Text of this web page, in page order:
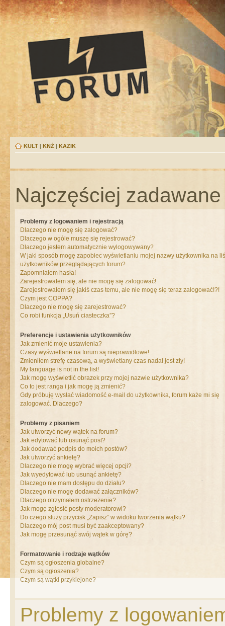
KULT | KNŻ | KAZIK
Najczęściej
Problemy z logowaniem i rejestracją
Dlaczego nie mogę się zalogować?
Dlaczego w ogóle muszę się rejestrować?
Dlaczego jestem automatycznie wylogowywany?
W jaki sposób mogę zapobiec wyświetlaniu mojej nazwy użytkownika na
użytkowników przeglądających forum?
Zapomniałem hasła!
Zarejestrowałem się, ale nie mogę się zalogować!
Zarejestrowałem się jakiś czas temu, ale nie mogę się teraz zalogować!?!
Czym jest COPPA?
Dlaczego nie mogę się zarejestrować?
Co robi funkcja „Usuń ciasteczka”?
Preferencje i ustawienia użytkowników
Jak zmienić moje ustawienia?
Czasy wyświetlane na forum są nieprawidłowe!
Zmieniłem strefę czasową, a wyświetlany czas nadal jest zły!
My language is not in the list!
Jak mogę wyświetlić obrazek przy mojej nazwie użytkownika?
Co to jest ranga i jak mogę ją zmienić?
Gdy próbuję wysłać wiadomość e-mail do użytkownika, forum każe mi się
zalogować. Dlaczego?
Problemy z pisaniem
Jak utworzyć nowy wątek na forum?
Jak edytować lub usunąć post?
Jak dodawać podpis do moich postów?
Jak utworzyć ankietę?
Dlaczego nie mogę wybrać więcej opcji?
Jak wyedytować lub usunąć ankietę?
Dlaczego nie mam dostępu do działu?
Dlaczego nie mogę dodawać załączników?
Dlaczego otrzymałem ostrzeżenie?
Jak mogę zgłosić posty moderatorowi?
Do czego służy przycisk „Zapisz” w widoku tworzenia wątku?
Dlaczego mój post musi być zaakceptowany?
Jak mogę przesunąć swój wątek w górę?
Formatowanie i rodzaje wątków
Czym są ogłoszenia globalne?
Czym są ogłoszenia?
Czym są wątki przyklejone?
Problemy z